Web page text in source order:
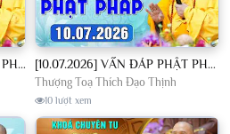
[09.07.2026] VẤN ĐÁP PHẬT PHÁP - Nghe Thầy giảng Pháp mỗi ngày CÔNG ĐỨC VÔ LƯỢNG│TT. Thích Đạo Thịnh [10.07.2026] VẤN ĐÁP PHẬT PHÁP - Nghe Thầy giảng Pháp mỗi ngày CÔNG ĐỨC VÔ LƯỢNG│TT. Thích Đạo Thịnh
Thượng Toạ Thích Đạo Thịnh
10 lượt xem